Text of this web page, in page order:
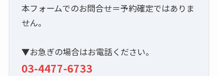
本フォームでのお問合せ＝予約確定ではありま
せん。
▼お急ぎの場合はお電話ください。
03-4477-6733